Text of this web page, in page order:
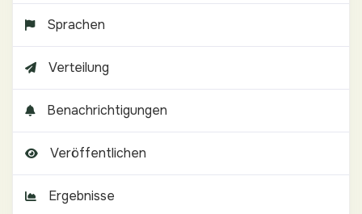
Sprachen
Verteilung
Benachrichtigungen
Veröffentlichen
Ergebnisse